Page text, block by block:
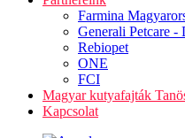
Farmina
Generali Petcare
Rebiopet
ONE
FCI
Magyar kutyafajták
Kapcsolat